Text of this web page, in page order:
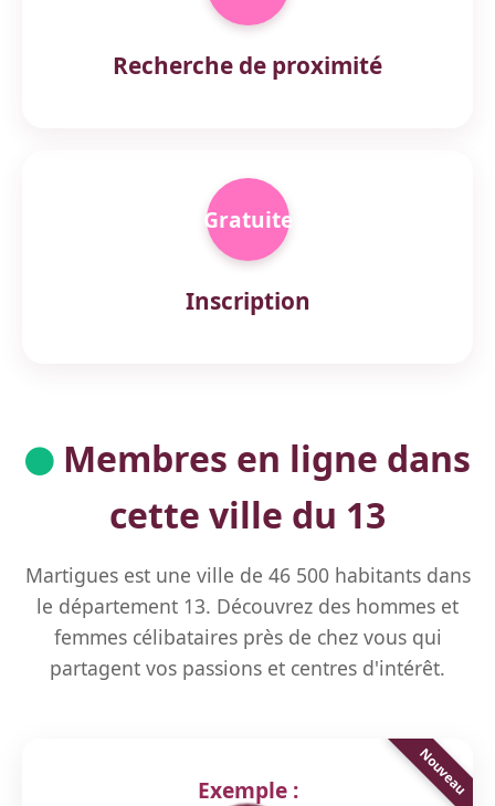
Recherche de proximité
Gratuite
Inscription
Membres en ligne dans
cette ville du 13
Martigues est une ville de 46 500 habitants dans
le département 13. Découvrez des hommes et
femmes célibataires près de chez vous qui
partagent vos passions et centres d'intérêt.
Exemple :